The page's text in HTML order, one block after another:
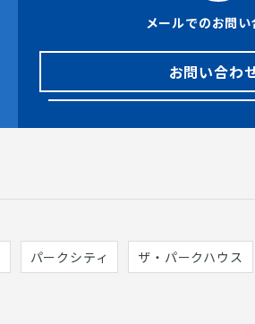
メールでのお問
お問い合わ
パークシティ ザ・パークハウス